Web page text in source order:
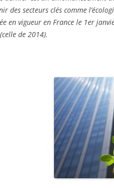
des secteurs clés comme
en vigueur en France le 1er
de 2014).